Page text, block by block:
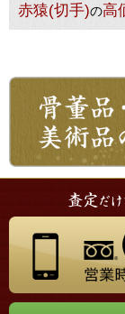
赤猿(切手)の高